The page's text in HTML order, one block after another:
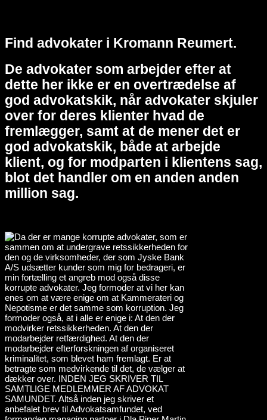
Find advokater i Kromann Reumert.
De advokater som arbejder efter at
dette her ikke er en overtrædelse af
god advokatskik, når advokater skjuler
over for deres klienter hvad de
fremlægger, samt at de mener det er
god advokatskik, både at arbejde
klient, og for modparten i klientens sag,
blot det handler om en anden anden
million sag.